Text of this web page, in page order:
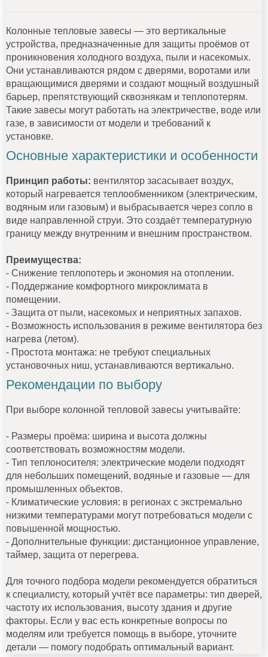
Колонные тепловые завесы — это вертикальные
устройства, предназначенные для защиты проёмов от
проникновения холодного воздуха, пыли и насекомых.
Они устанавливаются рядом с дверями, воротами или
вращающимися дверями и создают мощный воздушный
барьер, препятствующий сквознякам и теплопотерям.
Такие завесы могут работать на электричестве, воде или
газе, в зависимости от модели и требований к
установке.
Основные характеристики и особенности
Принцип работы: вентилятор засасывает воздух,
который нагревается теплообменником (электрическим,
водяным или газовым) и выбрасывается через сопло в
виде направленной струи. Это создаёт температурную
границу между внутренним и внешним пространством.
Преимущества:
- Снижение теплопотерь и экономия на отоплении.
- Поддержание комфортного микроклимата в
помещении.
- Защита от пыли, насекомых и неприятных запахов.
- Возможность использования в режиме вентилятора без
нагрева (летом).
- Простота монтажа: не требуют специальных
установочных ниш, устанавливаются вертикально.
Рекомендации по выбору
При выборе колонной тепловой завесы учитывайте:
- Размеры проёма: ширина и высота должны
соответствовать возможностям модели.
- Тип теплоносителя: электрические модели подходят
для небольших помещений, водяные и газовые — для
промышленных объектов.
- Климатические условия: в регионах с экстремально
низкими температурами могут потребоваться модели с
повышенной мощностью.
- Дополнительные функции: дистанционное управление,
таймер, защита от перегрева.
Для точного подбора модели рекомендуется обратиться
к специалисту, который учтёт все параметры: тип дверей,
частоту их использования, высоту здания и другие
факторы. Если у вас есть конкретные вопросы по
моделям или требуется помощь в выборе, уточните
детали — помогу подобрать оптимальный вариант.